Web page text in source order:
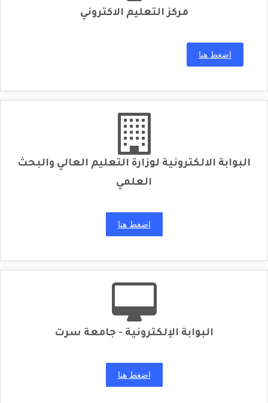
مركز التعليم الاكتروني
اضغط هنا
البوابة الالكترونية لوزارة التعليم العالي والبحث
العلمي
اضغط هنا
البوابة الإلكترونية - جامعة سرت
اضغط هنا